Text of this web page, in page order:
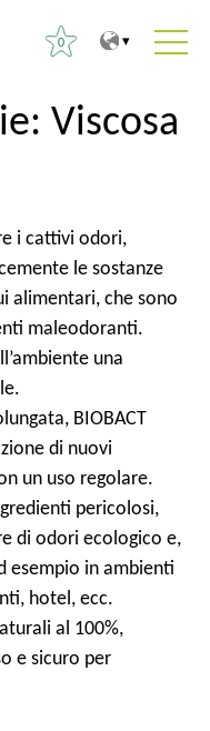
0
Viscosa
i cattivi odori,
le sostanze
alimentari, che sono
maleodoranti.
una
BIOBACT
di nuovi
un uso regolare.
pericolosi,
di odori ecologico e,
esempio in ambienti
hotel, ecc.
al 100%,
e sicuro per